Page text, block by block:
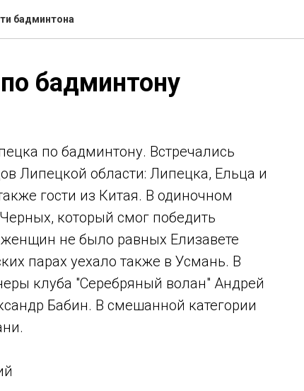
бадминтона
бадминтону
по бадминтону. Встречались
Липецкой области: Липецка, Ельца и
гости из Китая. В одиночном
который смог победить
не было равных Елизавете
парах уехало также в Усмань. В
клуба "Серебряный волан" Андрей
Бабин. В смешанной категории